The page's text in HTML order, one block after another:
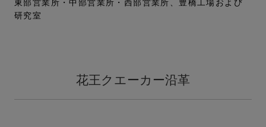
東部営業所・中部営業所・西部営業所、豊橋工場および
研究室
花王クエーカー沿革